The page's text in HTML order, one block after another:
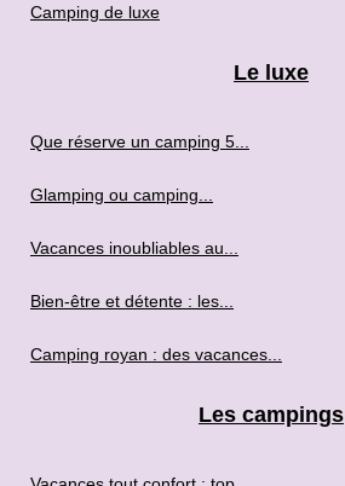
Camping de luxe
Le luxe
Que réserve un camping 5...
Glamping ou camping...
Vacances inoubliables au...
Bien-être et détente : les...
Camping royan : des vacances...
Les campings